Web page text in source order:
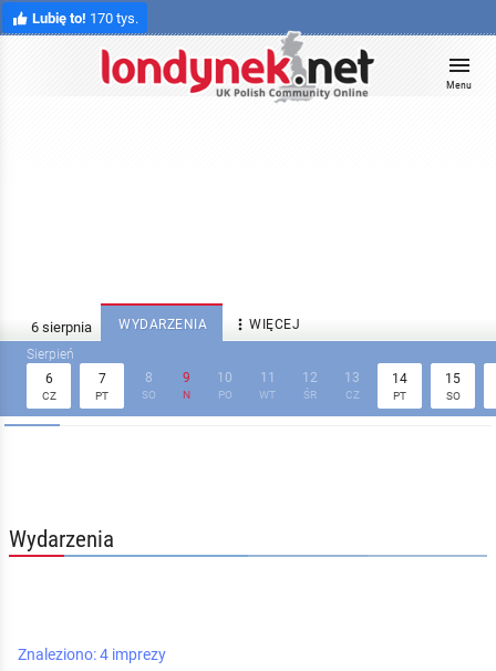
Lubię to! 170 tys.
Menu
WYDARZENIA  WIĘCEJ
6
CZ
7
PT
8
SO
9
N
10
PO
11
WT
12
ŚR
13
CZ
14
PT
15
SO
Wydarzenia
Znaleziono: 4 imprezy